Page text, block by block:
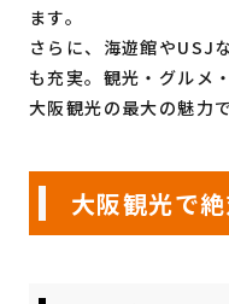
ます。
さらに、海遊館やUSJ
も充実。観光・グルメ
大阪観光の最大の魅力で
大阪観光で